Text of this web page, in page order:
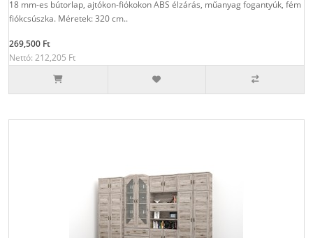
18 mm-es bútorlap, ajtókon-fiókokon ABS élzárás, műanyag fogantyúk, fém
fiókcsúszka. Méretek: 320 cm..
269,500 Ft
Nettó: 212,205 Ft